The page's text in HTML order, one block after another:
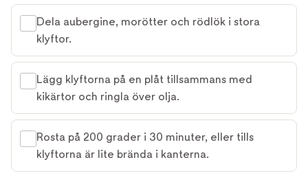
Dela aubergine, morötter och rödlök i stora
klyftor.
Lägg klyftorna på en plåt tillsammans med
kikärtor och ringla över olja.
Rosta på 200 grader i 30 minuter, eller tills
klyftorna är lite brända i kanterna.